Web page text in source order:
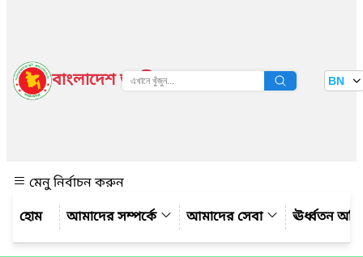
বাংলাদেশ জাতীয় তথ্য বাতায়ন BN
মেনু নির্বাচন করুন
আমাদের সম্পর্কে
আমাদের সেবা ঊর্ধ্বতন